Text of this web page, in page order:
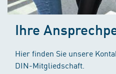
Ihre
Hier finden Sie unsere
DIN-Mitgliedschaft.